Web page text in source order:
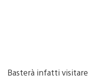
Basterà infatti